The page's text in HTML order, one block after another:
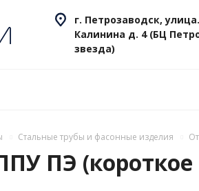
г. Петрозаводск, улица.
Калинина д. 4 (БЦ
звезда)
Стальные трубы и фасонные изделия
ПЭ (короткое